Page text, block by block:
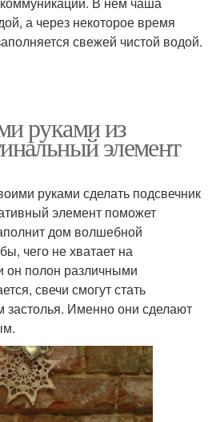
а через некоторое время
свежей чистой водой.
руками из
элемент
руками сделать подсвечник
элемент поможет
дом волшебной
чего не хватает на
он полон различными
свечи смогут стать
Именно они сделают